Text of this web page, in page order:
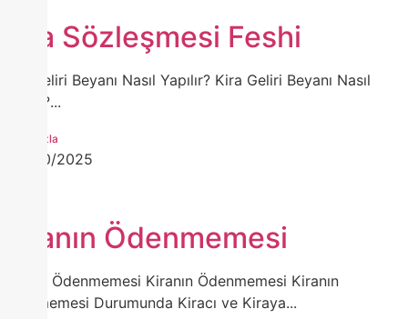
Kira Sözleşmesi Feshi
Kira Geliri Beyanı Nasıl Yapılır? Kira Geliri Beyanı Nasıl
Yapılır?...
Daha Fazla
15/10/2025
Kiranın Ödenmemesi
Kiranın Ödenmemesi Kiranın Ödenmemesi Kiranın
Ödenmemesi Durumunda Kiracı ve Kiraya...